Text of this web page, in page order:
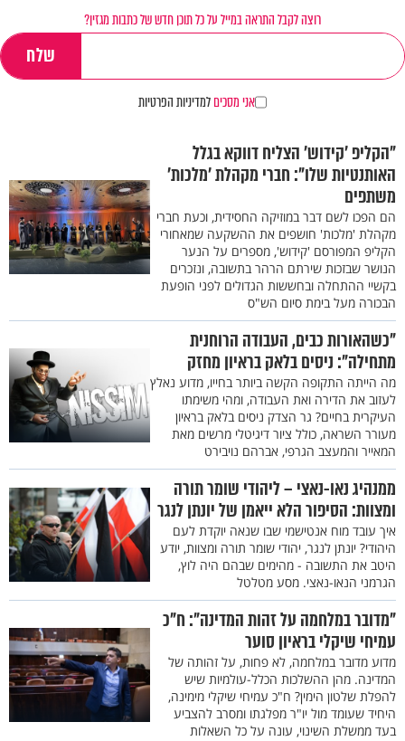
רוצה לקבל התראה במייל על כל תוכן חדש של כתבות מגזין?
אני מסכיםלמדיניות הפרטיות
"הקליפ ’קידוש’ הצליח דווקא בגלל
האותנטיות שלו": חברי מקהלת ’מלכות’
משתפים
הם הפכו לשם דבר במוזיקה החסידית, וכעת חברי
מקהלת 'מלכות' חושפים את ההשקעה שמאחורי
הקליפ המפורסם 'קידוש', מספרים על הנער
הנושר שבזכות שירתם הרהר בתשובה, ונזכרים
בקשיי ההתחלה ובחששות הגדולים לפני הופעת
הבכורה מעל בימת סיום הש"ס
"כשהאורות כבים, העבודה הרוחנית
מתחילה": ניסים בלאק בראיון מחזק
מה הייתה התקופה הקשה ביותר בחייו, מדוע נאלץ
לעזוב את הדירה ואת העבודה, ומהי משימתו
העיקרית בחיים? גר הצדק ניסים בלאק בראיון
מעורר השראה, כולל ציור דיגיטלי מרשים מאת
המאייר והמעצב הגרפי, אברהם נויבירט
ממנהיג נאו-נאצי – ליהודי שומר תורה
ומצוות: הסיפור הלא ייאמן של יונתן לנגר
איך עובד מוח אנטישמי שבו שנאה יוקדת לעם
היהודי? יונתן לנגר, יהודי שומר תורה ומצוות, יודע
היטב את התשובה - מהימים שבהם היה לוץ,
הגרמני הנאו-נאצי. מסע מטלטל
"מדובר במלחמה על זהות המדינה": ח"כ
עמיחי שיקלי בראיון סוער
מדוע מדובר במלחמה, לא פחות, על זהותה של
המדינה. מהן ההשלכות הכלל-עולמיות שיש
להפלת שלטון הימין? ח"כ עמיחי שיקלי מימינה,
היחיד שעומד מול יו"ר מפלגתו ומסרב להצביע
בעד ממשלת השינוי, עונה על כל השאלות